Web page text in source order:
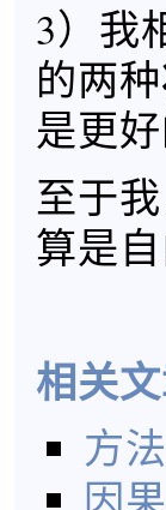
3）我
的两种
是更好
至于
算是自
相关
方